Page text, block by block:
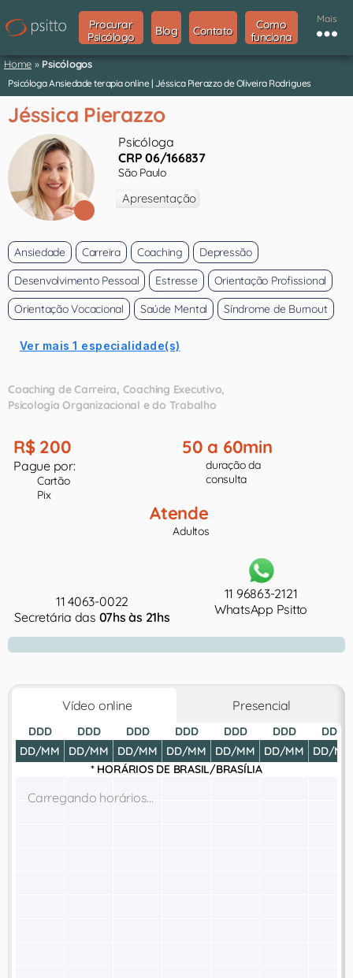
Procurar
Psicólogo
Blog Contato
Como
funciona
Mais
Home » Psicólogos
Psicóloga Ansiedade terapia online | Jéssica Pierazzo de Oliveira Rodrigues
Jéssica Pierazzo
Psicóloga
CRP 06/166837
São Paulo
Apresentação
Ansiedade Carreira Coaching
Depressão
Desenvolvimento Pessoal
Estresse
Orientação Profissional
Orientação Vocacional
Saúde Mental Síndrome de Burnout
Ver mais 1 especialidade(s)
Coaching de Carreira Coaching Executivo
Psicologia Organizacional e do Trabalho
R$ 200
Pague por:
Cartão
Pix
50 a 60min
duração da
consulta
Atende
Adultos
11 4063-0022
Secretária das 07hs às 21hs
11 96863-2121
WhatsApp Psitto
Vídeo online Presencial
DDD
DD/MM
DDD
DD/MM
DDD
DD/MM
DDD
DD/MM
DDD
DD/MM
DDD
DD/MM
DDD
DD/MM
* HORÁRIOS DE BRASIL/BRASÍLIA
Carregando horários...